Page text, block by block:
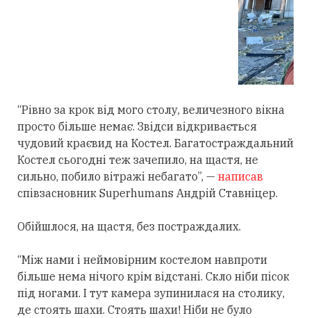
“Рівно за крок від мого столу, величезного вікна
просто більше немає. Звідси відкривається
чудовий краєвид на Костел. Багатостраждальний
Костел сьогодні теж зачепило, на щастя, не
сильно, побило вітражі небагато”, — написав
співзасновник Superhumans Андрій Ставніцер.
Обійшлося, на щастя, без постраждалих.
“Між нами і неймовірним костелом навпроти
більше нема нічого крім відстані. Скло ніби пісок
під ногами. І тут камера зупинилася на столику,
де стоять шахи. Стоять шахи! Ніби не було